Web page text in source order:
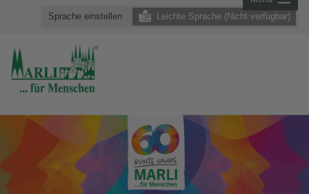
Sprache einstellen Leichte Sprache (Nicht verfügbar)